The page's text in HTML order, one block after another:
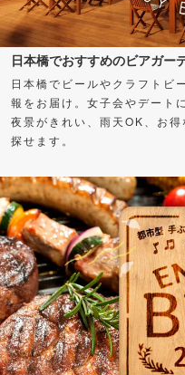
日本橋でおすすめのビアガー
日本橋でビールやクラフトビ
報をお届け。女子会やデート
夜景がきれい、雨天OK、お
探せます。